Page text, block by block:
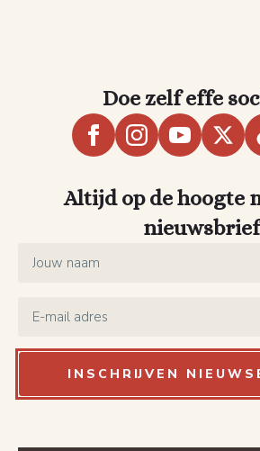
Doe zelf effe
Altijd op de hoogte
nieuwsbrief
INSCHRIJVEN